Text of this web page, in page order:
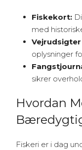
Fiskekort:
med
oplysninger
sikrer
Hvordan
Fiskeri er i dag